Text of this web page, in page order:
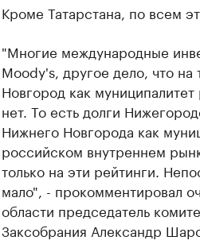
Кроме Татарстана, по всем
"Многие международные
Moody's, другое дело, что
Новгород как
нет. То есть долги
Нижнего Новгорода как
российском внутреннем
только на эти рейтинги.
мало", - прокомментировал
области председатель
Заксобрания Александр